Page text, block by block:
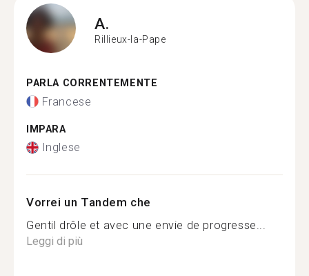
A.
Rillieux-la-Pape
PARLA CORRENTEMENTE
Francese
IMPARA
Inglese
Vorrei un Tandem che
Gentil drôle et avec une envie de progresse...
Leggi di più